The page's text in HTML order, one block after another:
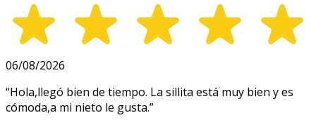
06/08/2026
“Hola,llegó bien de tiempo. La sillita está muy bien y es
cómoda,a mi nieto le gusta.”